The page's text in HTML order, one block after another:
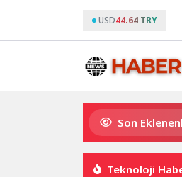
USD44.64 TRY
Son
Küçük işletmeler büyük siber
Teknoloji